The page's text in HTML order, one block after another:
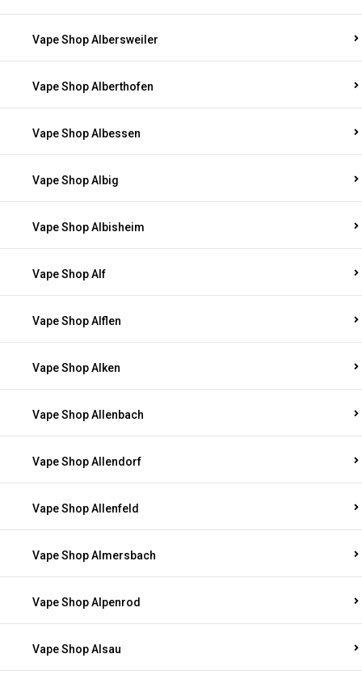
Vape Shop Albersweiler
Vape Shop Alberthofen
Vape Shop Albessen
Vape Shop Albig
Vape Shop Albisheim
Vape Shop Alf
Vape Shop Alflen
Vape Shop Alken
Vape Shop Allenbach
Vape Shop Allendorf
Vape Shop Allenfeld
Vape Shop Almersbach
Vape Shop Alpenrod
Vape Shop Alsau